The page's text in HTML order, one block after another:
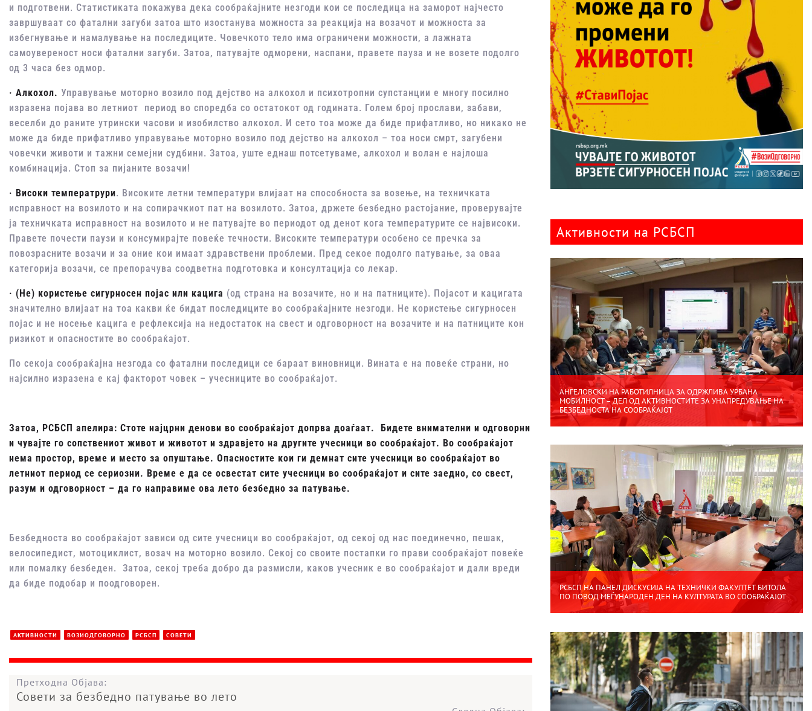
и подготвени. Статистиката покажува дека сообраќајните незгоди кои се последица на заморот најчесто
завршуваат со фатални загуби затоа што изостанува можноста за реакција на возачот и можноста за
избегнување и намалување на последиците. Човечкото тело има ограничени можности, а лажната
самоувереност носи фатални загуби. Затоа, патувајте одморени, наспани, правете пауза и не возете подолго
од 3 часа без одмор.
· Алкохол. Управување моторно возило под дејство на алкохол и психотропни супстанции е многу посилно
изразена појава во летниот период во споредба со остатокот од годината. Голем број прослави, забави,
веселби до раните утрински часови и изобилство алкохол. И сето тоа може да биде прифатливо, но никако не
може да биде прифатливо управување моторно возило под дејство на алкохол – тоа носи смрт, загубени
човечки животи и тажни семејни судбини. Затоа, уште еднаш потсетуваме, алкохол и волан е најлоша
комбинација. Стоп за пијаните возачи!
· Високи температрури. Високите летни температури влијаат на способноста за возење, на техничката
исправност на возилото и на сопирачкиот пат на возилото. Затоа, држете безбедно растојание, проверувајте
ја техничката исправност на возилото и не патувајте во периодот од денот кога температурите се највисоки.
Правете почести паузи и консумирајте повеќе течности. Високите температури особено се пречка за
повозрасните возачи и за оние кои имаат здравствени проблеми. Пред секое подолго патување, за оваа
категорија возачи, се препорачува соодветна подготовка и консултација со лекар.
· (Не) користење сигурносен појас или кацига (од страна на возачите, но и на патниците). Појасот и кацигата
значително влијаат на тоа какви ќе бидат последиците во сообраќајните незгоди. Не користење сигурносен
појас и не носење кацига е рефлексија на недостаток на свест и одговорност на возачите и на патниците кон
ризикот и опасностите во сообраќајот.
По секоја сообраќајна незгода со фатални последици се бараат виновници. Вината е на повеќе страни, но
најсилно изразена е кај факторот човек – учесниците во сообраќајот.
Затоа, РСБСП апелира: Стоте најцрни денови во сообраќајот допрва доаѓаат. Бидете внимателни и одговорни
и чувајте го сопствениот живот и животот и здравјето на другите учесници во сообраќајот. Во сообраќајот
нема простор, време и место за опуштање. Опасностите кои ги демнат сите учесници во сообраќајот во
летниот период се сериозни. Време е да се освестат сите учесници во сообраќајот и сите заедно, со свест,
разум и одговорност – да го направиме ова лето безбедно за патување.
Безбедноста во сообраќајот зависи од сите учесници во сообраќајот, од секој од нас поединечно, пешак,
велосипедист, мотоциклист, возач на моторно возило. Секој со своите постапки го прави сообраќајот повеќе
или помалку безбеден. Затоа, секој треба добро да размисли, каков учесник е во сообраќајот и дали вреди
да биде подобар и поодговорен.
АКТИВНОСТИ ВОЗИОДГОВОРНО РСБСП СОВЕТИ
Претходна Објава:
Совети за безбедно патување во лето
Активности на РСБСП
АНГЕЛОВСКИ НА РАБОТИЛНИЦА ЗА ОДРЖЛИВА УРБАНА
МОБИЛНОСТ – ДЕЛ ОД АКТИВНОСТИТЕ ЗА УНАПРЕДУВАЊЕ НА
БЕЗБЕДНОСТА НА СООБРАЌАЈОТ
РСБСП НА ПАНЕЛ ДИСКУСИЈА НА ТЕХНИЧКИ ФАКУЛТЕТ БИТОЛА
ПО ПОВОД МЕЃУНАРОДЕН ДЕН НА КУЛТУРАТА ВО СООБРАЌАЈОТ